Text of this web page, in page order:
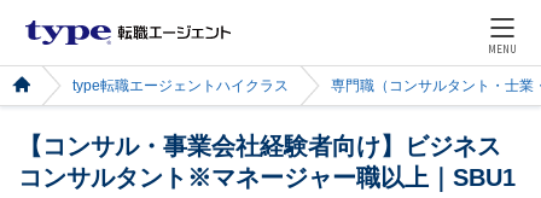
MENU
type転職エージェントハイクラス 専門職（コンサルタント・士業
【コンサル・事業会社経験者向け】ビジネス
コンサルタント※マネージャー職以上｜SBU1